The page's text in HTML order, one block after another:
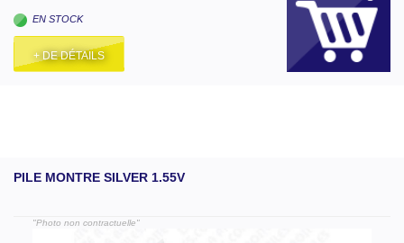
EN STOCK
+ DE DÉTAILS
PILE MONTRE SILVER 1.55V
"Photo non contractuelle"